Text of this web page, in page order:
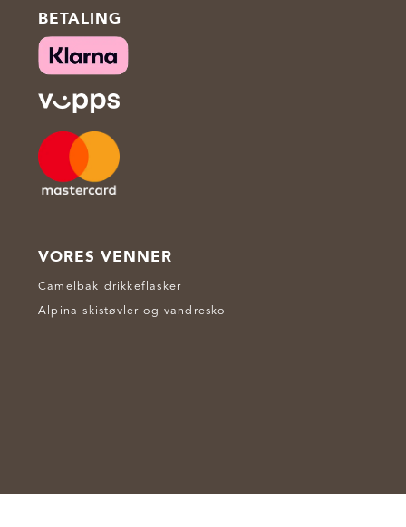
BETALING
VORES VENNER
Camelbak drikkeflasker
Alpina skistøvler og vandresko